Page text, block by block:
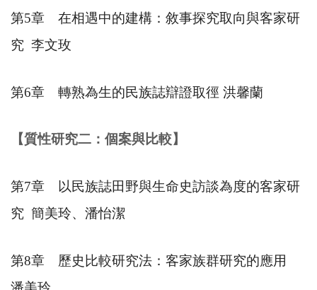
第5章 在相遇中的建構：敘事探究取向與客家研
究 李文玫
第6章 轉熟為生的民族誌辯證取徑 洪馨蘭
【質性研究二：個案與比較】
第7章 以民族誌田野與生命史訪談為度的客家研
究 簡美玲、潘怡潔
第8章 歷史比較研究法：客家族群研究的應用